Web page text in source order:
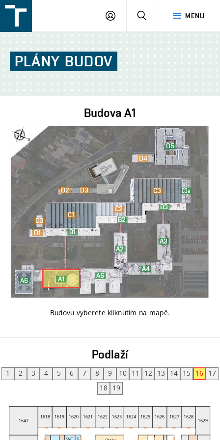
v
Brně
MENU
PŘIHLÁŠENÍ
PLÁNY BUDOV
Budova A1
Budovu vyberete kliknutím na mapě.
Podlaží
1 2 3 4 5 6 7 8 9 10 11 12 13 14 15 16 17
18
19